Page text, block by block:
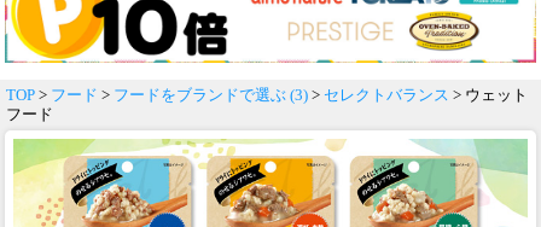
TOP > フード > フードをブランドで選ぶ (3) > セレクトバランス > ウェット
フード